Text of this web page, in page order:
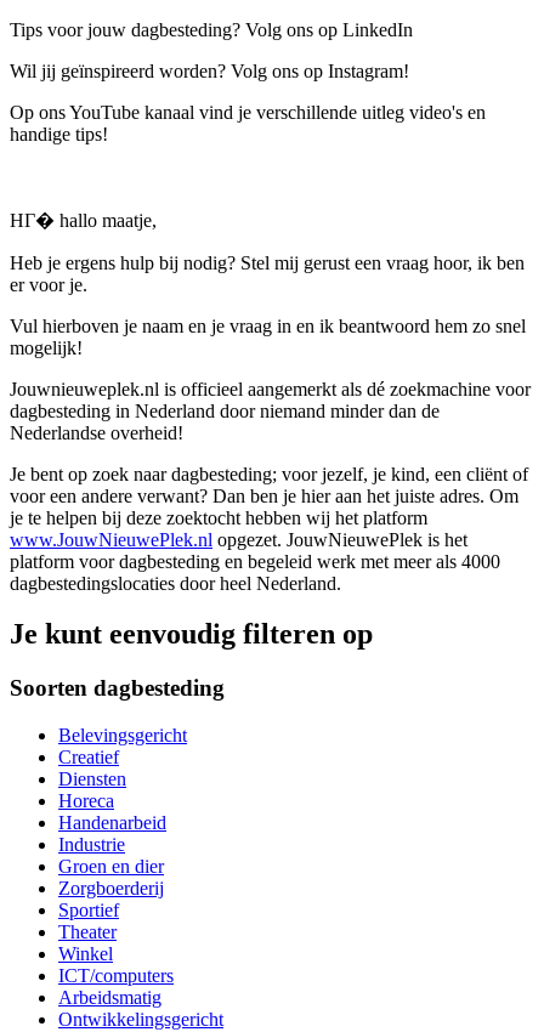
Tips voor jouw dagbesteding? Volg ons op LinkedIn
Wil jij geïnspireerd worden? Volg ons op Instagram!
Op ons YouTube kanaal vind je verschillende uitleg video's en
handige tips!
HГ� hallo maatje,
Heb je ergens hulp bij nodig? Stel mij gerust een vraag hoor, ik ben
er voor je.
Vul hierboven je naam en je vraag in en ik beantwoord hem zo snel
mogelijk!
Jouwnieuweplek.nl is officieel aangemerkt als dé zoekmachine voor
dagbesteding in Nederland door niemand minder dan de
Nederlandse overheid!
Je bent op zoek naar dagbesteding; voor jezelf, je kind, een cliënt of
voor een andere verwant? Dan ben je hier aan het juiste adres. Om
je te helpen bij deze zoektocht hebben wij het platform
www.JouwNieuwePlek.nl opgezet. JouwNieuwePlek is het
platform voor dagbesteding en begeleid werk met meer als 4000
dagbestedingslocaties door heel Nederland.
Je kunt eenvoudig filteren op
Soorten dagbesteding
Belevingsgericht
Creatief
Diensten
Horeca
Handenarbeid
Industrie
Groen en dier
Zorgboerderij
Sportief
Theater
Winkel
ICT/computers
Arbeidsmatig
Ontwikkelingsgericht